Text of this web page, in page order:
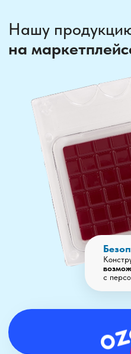
Отправить
Каталог наших тестов